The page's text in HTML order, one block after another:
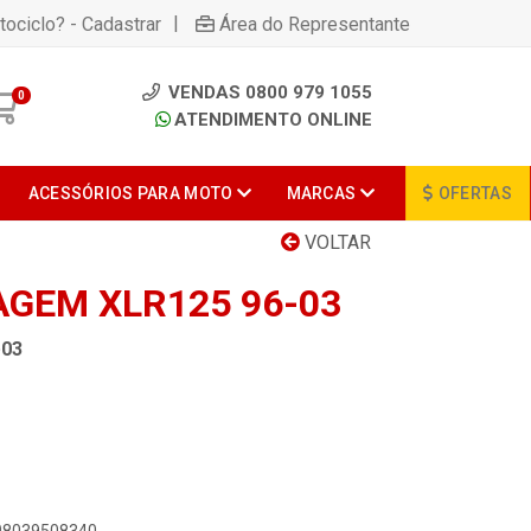
- Cadastrar | Área do Representante
0
VENDAS 0800 979 1055
ATENDIMENTO ONLINE
ACESSÓRIOS PARA MOTO MARCAS OFERTAS
VOLTAR
XLR125 96-03